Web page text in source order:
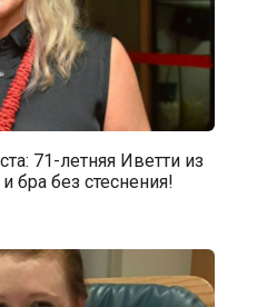
71-летняя Иветти из
бра без стеснения!